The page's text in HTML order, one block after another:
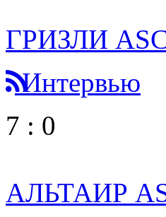
ГРИЗЛИ
Интервью
7 : 0
АЛЬТАИР